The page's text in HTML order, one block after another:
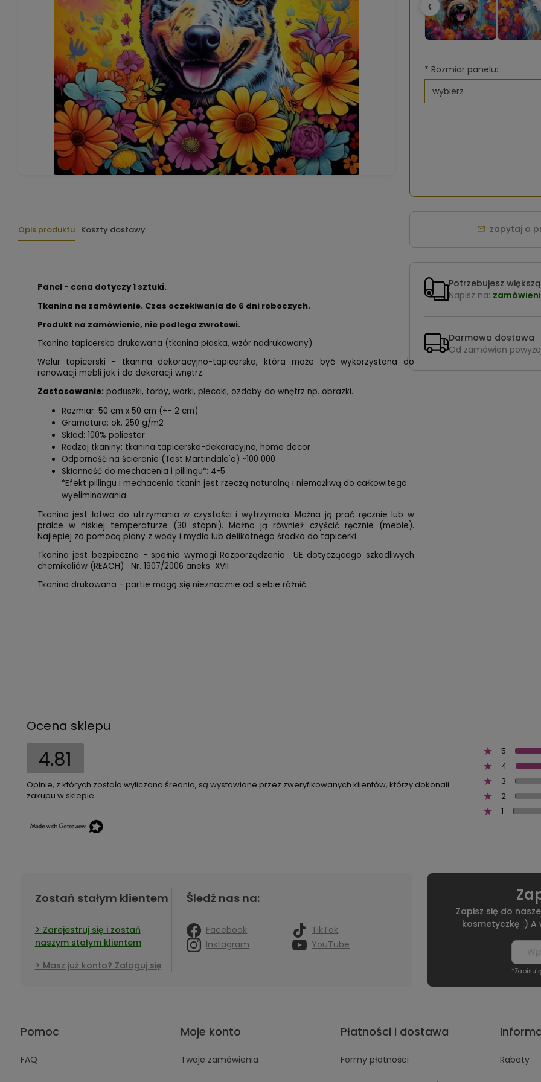
Opis produktu Koszty dostawy
Panel - cena dotyczy 1 sztuki.
Tkanina na zamówienie. Czas oczekiwania do 6 dni roboczych.
Produkt na zamówienie, nie podlega zwrotowi.
Tkanina tapicerska drukowana (tkanina płaska, wzór nadrukowany).
Welur tapicerski - tkanina dekoracyjno-tapicerska, która może być wykorzystana do
renowacji mebli jak i do dekoracji wnętrz.
Zastosowanie: poduszki, torby, worki, plecaki, ozdoby do wnętrz np. obrazki.
Rozmiar: 50 cm x 50 cm (+- 2 cm)
Gramatura: ok. 250 g/m2
Skład: 100% poliester
Rodzaj tkaniny: tkanina tapicersko-dekoracyjna, home decor
Odporność na ścieranie (Test Martindale'a) ~100 000
Skłonność do mechacenia i pillingu*: 4-5
*Efekt pillingu i mechacenia tkanin jest rzeczą naturalną i niemożliwą do całkowitego
wyeliminowania.
Tkanina jest łatwa do utrzymania w czystości i wytrzymała. Można ją prać ręcznie lub w
pralce w niskiej temperaturze (30 stopni). Można ją również czyścić ręcznie (meble).
Najlepiej za pomocą piany z wody i mydła lub delikatnego środka do tapicerki.
Tkanina jest bezpieczna - spełnia wymogi Rozporządzenia UE dotyczącego szkodliwych
chemikaliów (REACH) Nr. 1907/2006 aneks XVII
Tkanina drukowana - partie mogą się nieznacznie od siebie różnić.
‹
* Rozmiar panelu:
zapytaj o
Potrzebujesz
Napisz na:
Darmowa dostawa
Od zamówień
Ocena sklepu
4.81
Opinie, z których została wyliczona średnia, są wystawione przez zweryfikowanych klientów, którzy dokonali
zakupu w sklepie.
5
4
3
2
1
Zostań stałym klientem
Zarejestruj się i zostań
naszym stałym klientem
Masz już konto? Zaloguj się
Śledź nas na:
Facebook
TikTok
Instagram
YouTube
Zapisz się do
kosmetyczkę :)
Pomoc
FAQ
Moje konto
Twoje zamówienia
Płatności i dostawa
Formy płatności Rabaty